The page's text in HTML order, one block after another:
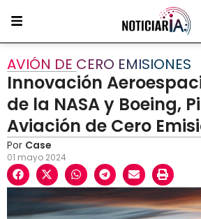
AVIÓN DE CERO EMISIONES
Innovación
de la NASA y Boeing,
Aviación de Cero
Por Case
01 mayo 2024